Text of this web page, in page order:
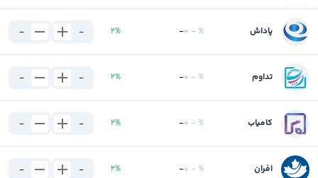
پاداش -+ - %
2%
-
-
تداوم -+ - %
2%
-
-
کامیاب -+ - %
2%
-
-
افران -+ - %
2%
-
-